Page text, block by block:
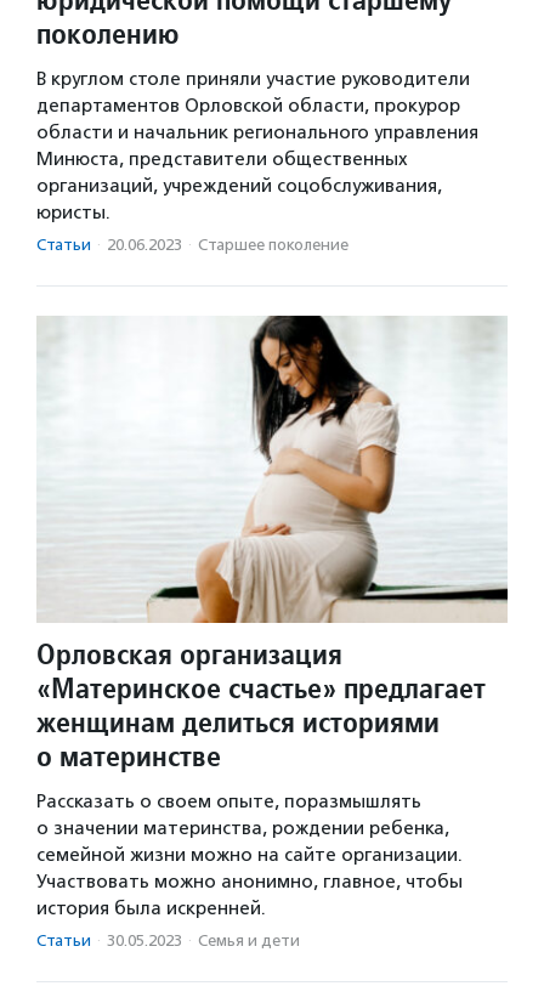
поколению
В круглом столе приняли участие руководители
департаментов Орловской области, прокурор
области и начальник регионального управления
Минюста, представители общественных
организаций, учреждений соцобслуживания,
юристы.
Статьи · 20.06.2023 · Старшее поколение
Орловская организация
«Материнское счастье» предлагает
женщинам делиться историями
о материнстве
Рассказать о своем опыте, поразмышлять
о значении материнства, рождении ребенка,
семейной жизни можно на сайте организации.
Участвовать можно анонимно, главное, чтобы
история была искренней.
Статьи · 30.05.2023 · Семья и дети